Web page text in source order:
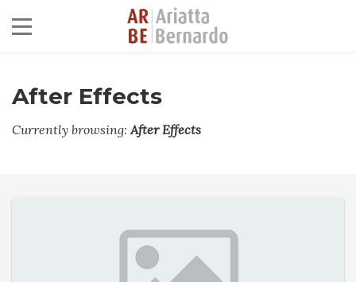
After Effects
Currently browsing:After Effects